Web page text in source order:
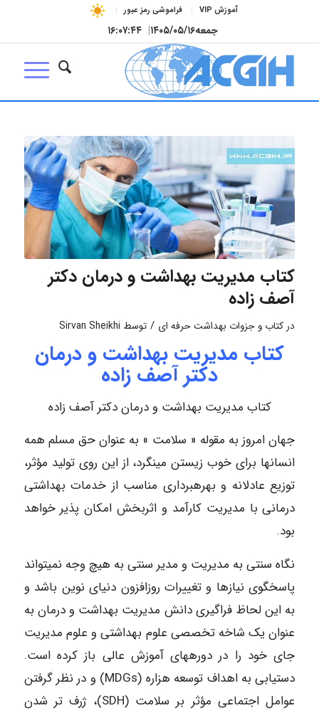
آموزش VIP فراموشی رمز عبور
جمعه۱۴۰۵/۰۵/۱۶| ۱۶:۰۷:۴۴
کتاب مدیریت بهداشت و درمان دکتر
آصف زاده
در کتاب و جزوات بهداشت حرفه ای / توسط Sirvan Sheikhi
کتاب مدیریت بهداشت و درمان
دکتر آصف زاده
کتاب مدیریت بهداشت و درمان دکتر آصف زاده
جهان امروز به مقوله « سلامت » به عنوان حق مسلم همه
انسانها برای خوب زیستن مینگرد، از این روی تولید مؤثر،
توزیع عادلانه و بهرهبرداری مناسب از خدمات بهداشتی
درمانی با مدیریت کارآمد و اثربخش امکان پذیر خواهد
بود.
نگاه سنتی به مدیریت و مدیر سنتی به هیچ وجه نمیتواند
پاسخگوی نیازها و تغییرات روزافزون دنیای نوین باشد و
به این لحاظ فراگیری دانش مدیریت بهداشت و درمان به
عنوان یک شاخه تخصصی علوم بهداشتی و علوم مدیریت
جای خود را در دورههای آموزش عالی باز کرده است.
دستیابی به اهداف توسعه هزاره (MDGs) و در نظر گرفتن
عوامل اجتماعی مؤثر بر سلامت (SDH)، ژرف تر شدن